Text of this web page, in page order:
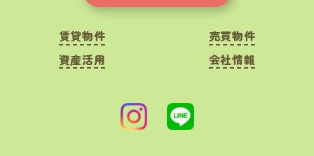
賃貸物件
売買物件
資産活用
会社情報